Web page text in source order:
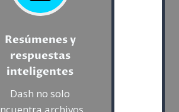
Resúmenes y
respuestas
inteligentes
Dash no solo